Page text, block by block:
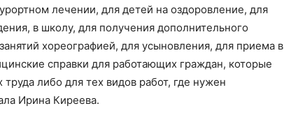
лечении, для детей на оздоровление, для
в школу, для получения дополнительного
хореографией, для усыновления, для приема в
справки для работающих граждан, которые
либо для тех видов работ, где нужен
Ирина Киреева.